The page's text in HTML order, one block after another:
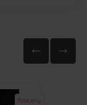
Polecany